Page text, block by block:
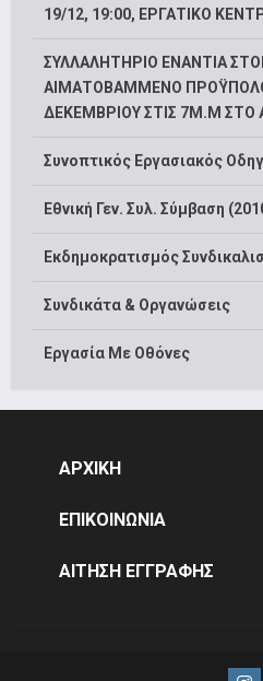
19/12, 19:00, ΕΡΓΑΤΙΚΟ
ΣΥΛΛΑΛΗΤΗΡΙΟ ΕΝΑΝΤΙΑ
ΑΙΜΑΤΟΒΑΜΜΕΝΟ
ΔΕΚΕΜΒΡΙΟΥ ΣΤΙΣ 7Μ.Μ ΣΤΟ
Συνοπτικός Εργασιακός
Εθνική Γεν. Συλ. Σύμβαση
Εκδημοκρατισμός
Συνδικάτα & Οργανώσεις
Εργασία Με Οθόνες
ΑΡΧΙΚΗ
ΕΠΙΚΟΙΝΩΝΙΑ
ΑΙΤΗΣΗ ΕΓΓΡΑΦΗΣ